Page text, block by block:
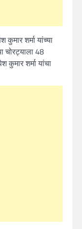
शर्मा यांच्या
चोरट्याला 48
कुमार शर्मा यांचा